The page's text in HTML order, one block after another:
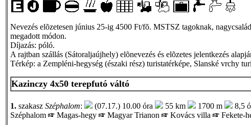
Nevezés elõzetesen június 25-ig 4500 Ft/fõ. MSTSZ tagoknak,
megadott módon.
Díjazás: póló.
A rajtban szállás (Sátoraljaújhely) elõnevezés és elõzetes jelentkezés
Térkép: a Zempléni-hegység (északi rész) turistatérképe, Slanské vrchy
Kazinczy 4x50 terepfutó váltó
1. szakasz Széphalom: (07.17.) 10.00 óra 55 km 1700 m 8,5
Széphalom
Magas-hegy Magyar Trianon Kovács villa Fekete-